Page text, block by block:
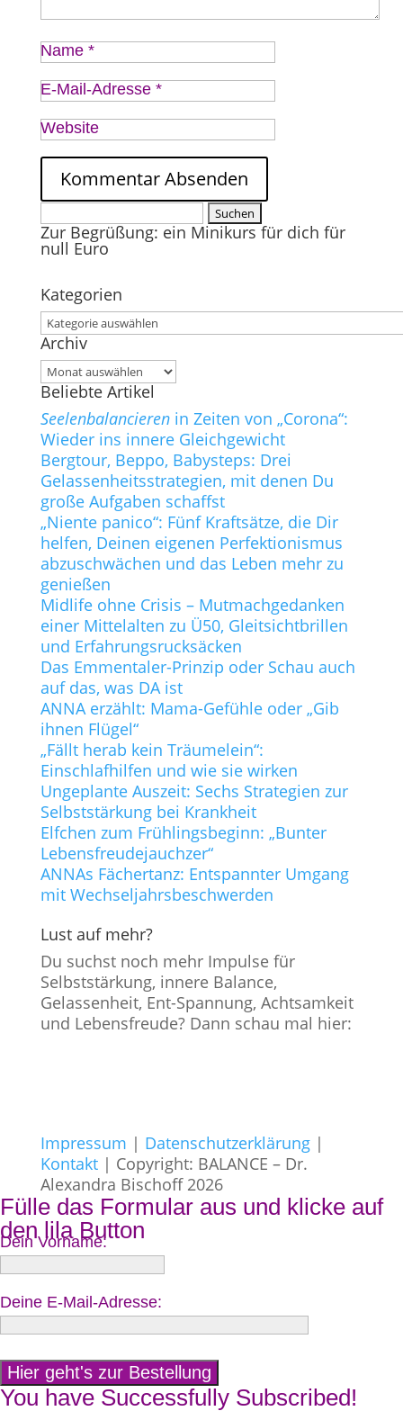
Name *
E-Mail-Adresse *
Website
nach:
Zur Begrüßung: ein Minikurs für dich für
null Euro
Kategorien
Kategorien
Archiv
Archiv
Beliebte Artikel
Seelenbalancierenin Zeiten von „Corona“:
Wieder ins innere Gleichgewicht
Bergtour, Beppo, Babysteps: Drei
Gelassenheitsstrategien, mit denen Du
große Aufgaben schaffst
„Niente panico“: Fünf Kraftsätze, die Dir
helfen, Deinen eigenen Perfektionismus
abzuschwächen und das Leben mehr zu
genießen
Midlife ohne Crisis – Mutmachgedanken
einer Mittelalten zu Ü50, Gleitsichtbrillen
und Erfahrungsrucksäcken
Das Emmentaler-Prinzip oder Schau auch
auf das, was DA ist
ANNA erzählt: Mama-Gefühle oder „Gib
ihnen Flügel“
„Fällt herab kein Träumelein“:
Einschlafhilfen und wie sie wirken
Ungeplante Auszeit: Sechs Strategien zur
Selbststärkung bei Krankheit
Elfchen zum Frühlingsbeginn: „Bunter
Lebensfreudejauchzer“
ANNAs Fächertanz: Entspannter Umgang
mit Wechseljahrsbeschwerden
Lust auf mehr?
Du suchst noch mehr Impulse für
Selbststärkung, innere Balance,
Gelassenheit, Ent-Spannung, Achtsamkeit
und Lebensfreude? Dann schau mal hier:
Impressum | Datenschutzerklärung|
Kontakt| Copyright: BALANCE – Dr.
Alexandra Bischoff 2026
Fülle das Formular aus und klicke auf
den lila Button
Dein Vorname:
Deine E-Mail-Adresse:
You have Successfully Subscribed!